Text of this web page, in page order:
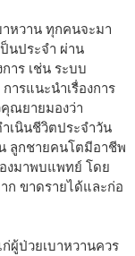
หวาน ทุกคนจะมา
นประจำ ผ่าน
าร เช่น ระบบ
ารแนะนำเรื่องการ
ณยายมองว่า
เนินชีวิตประจำวัน
น ลูกชายคนโตมีอาชีพ
งมาพบแพทย์ โดย
ก ขาดรายได้และก่อ
ผู้ป่วยเบาหวานควร